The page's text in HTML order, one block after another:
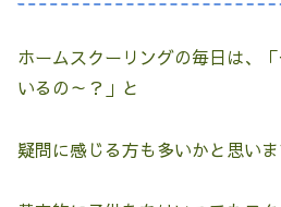
ホームスクーリングの毎日は、
いるの～？」と
疑問に感じる方も多いかと思いま